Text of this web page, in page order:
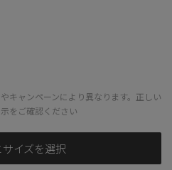
キャンペーンにより異なります。正しい
をご確認ください
サイズを選択